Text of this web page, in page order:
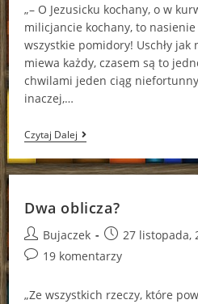
„– O Jezusicku kochany, o w
milicjancie kochany, to
wszystkie pomidory! Uschły jak
miewa każdy, czasem są to
chwilami jeden ciąg
inaczej,…
Czytaj DalejDziany,
Nadziany,
Gianni
Oraz
Pecha
Dwa oblicza?
Post
author:
Bujaczek
Post
published:
27 listopada,
Post19 komentarzy
„Ze wszystkich rzeczy, które